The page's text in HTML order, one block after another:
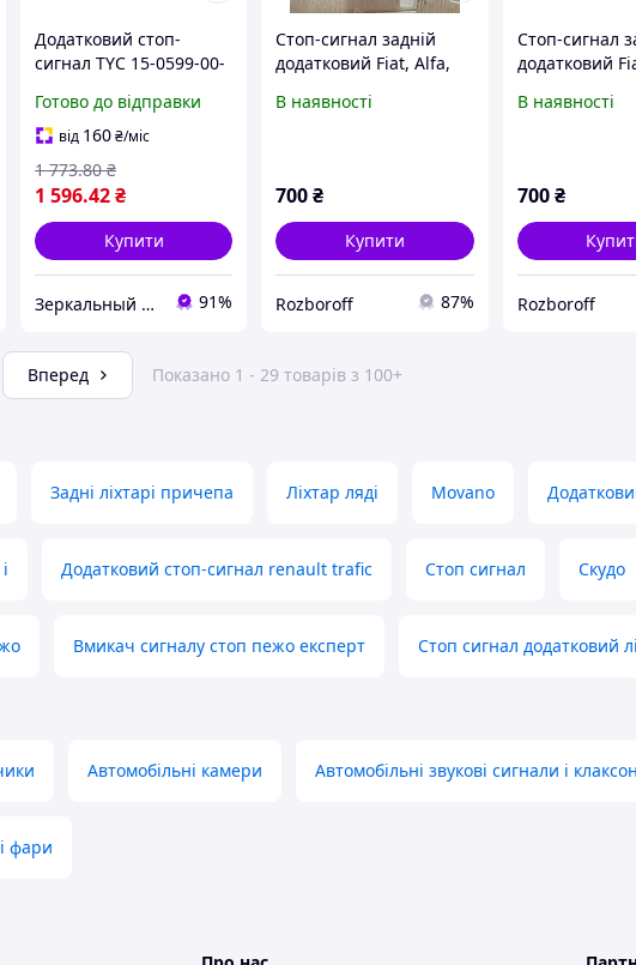
Додатковий стоп-
сигнал TYC 15-0599-00-
Готово до відправки
від 160₴/міс
1 596.42₴
1 773.80 ₴
Купити
Зеркальный элемент 91%
Стоп-сигнал задній
додатковий Fiat, Alfa,
Лянча/ 46743133
В наявності
700₴
Купити
Rozboroff 87%
Стоп-сигнал
додатковий
В наявності
700 ₴
Rozboroff
Вперед Показано 1 - 29 товарів з 100+
Задні ліхтарі причепа Ліхтар ляді Movano
i Додатковий стоп-сигнал renault trafic Стоп сигнал Скудо
Вмикач сигналу стоп пежо експерт Стоп сигнал додатковий
Автомобільні камери Автомобільні звукові сигнали і
фари